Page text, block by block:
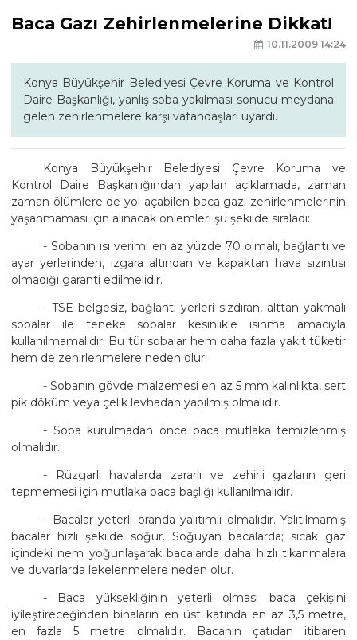
Baca Gazı Zehirlenmelerine Dikkat!
10.11.2009 14:24
Konya Büyükşehir Belediyesi Çevre Koruma ve Kontrol
Daire Başkanlığı, yanlış soba yakılması sonucu meydana
gelen zehirlenmelere karşı vatandaşları uyardı.
Konya Büyükşehir Belediyesi Çevre Koruma ve
Kontrol Daire Başkanlığından yapılan açıklamada, zaman
zaman ölümlere de yol açabilen baca gazı zehirlenmelerinin
yaşanmaması için alınacak önlemleri şu şekilde sıraladı:
- Sobanın ısı verimi en az yüzde 70 olmalı, bağlantı ve
ayar yerlerinden, ızgara altından ve kapaktan hava sızıntısı
olmadığı garanti edilmelidir.
- TSE belgesiz, bağlantı yerleri sızdıran, alttan yakmalı
sobalar ile teneke sobalar kesinlikle ısınma amacıyla
kullanılmamalıdır. Bu tür sobalar hem daha fazla yakıt tüketir
hem de zehirlenmelere neden olur.
- Sobanın gövde malzemesi en az 5 mm kalınlıkta, sert
pik döküm veya çelik levhadan yapılmış olmalıdır.
- Soba kurulmadan önce baca mutlaka temizlenmiş
olmalıdır.
- Rüzgarlı havalarda zararlı ve zehirli gazların geri
tepmemesi için mutlaka baca başlığı kullanılmalıdır.
- Bacalar yeterli oranda yalıtımlı olmalıdır. Yalıtılmamış
bacalar hızlı şekilde soğur. Soğuyan bacalarda; sıcak gaz
içindeki nem yoğunlaşarak bacalarda daha hızlı tıkanmalara
ve duvarlarda lekelenmelere neden olur.
- Baca yüksekliğinin yeterli olması baca çekişini
iyileştireceğinden binaların en üst katında en az 3,5 metre,
en fazla 5 metre olmalıdır. Bacanın çatıdan itibaren